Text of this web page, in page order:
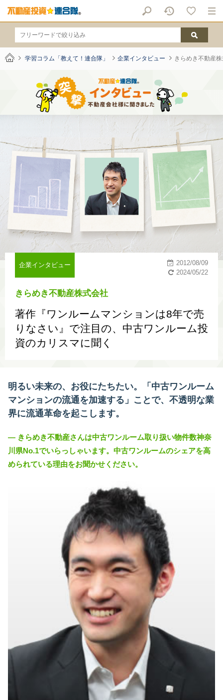
学習コラム「教えて！連合隊」 企業インタビュー きらめき不動産
企業インタビュー
2012/08/09
2024/05/22
きらめき不動産株式会社
著作『ワンルームマンションは8年で売
りなさい』で注目の、中古ワンルーム投
資のカリスマに聞く
明るい未来の、お役にたちたい。「中古ワンルーム
マンションの流通を加速する」ことで、不透明な業
界に流通革命を起こします。
― きらめき不動産さんは中古ワンルーム取り扱い物件数神奈
川県No.1でいらっしゃいます。中古ワンルームのシェアを高
められている理由をお聞かせください。